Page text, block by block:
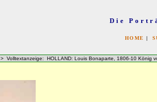
Die
HOME |
> Volltextanzeige: HOLLAND: Louis Bonaparte, 1806-10 König